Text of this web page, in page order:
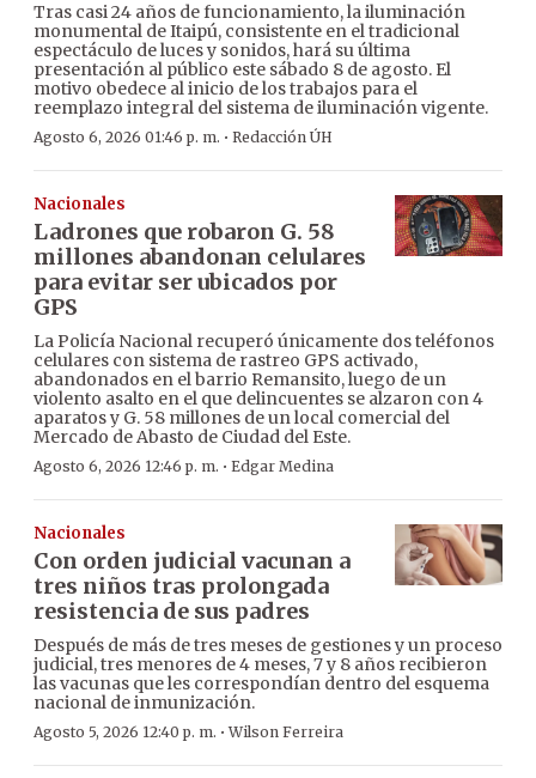
Tras casi 24 años de funcionamiento, la iluminación
monumental de Itaipú, consistente en el tradicional
espectáculo de luces y sonidos, hará su última
presentación al público este sábado 8 de agosto. El
motivo obedece al inicio de los trabajos para el
reemplazo integral del sistema de iluminación vigente.
Agosto 6, 2026 01:46 p. m. · Redacción ÚH
Nacionales
Ladrones que robaron G. 58
millones abandonan celulares
para evitar ser ubicados por
GPS
La Policía Nacional recuperó únicamente dos teléfonos
celulares con sistema de rastreo GPS activado,
abandonados en el barrio Remansito, luego de un
violento asalto en el que delincuentes se alzaron con 4
aparatos y G. 58 millones de un local comercial del
Mercado de Abasto de Ciudad del Este.
Agosto 6, 2026 12:46 p. m. · Edgar Medina
Nacionales
Con orden judicial vacunan a
tres niños tras prolongada
resistencia de sus padres
Después de más de tres meses de gestiones y un proceso
judicial, tres menores de 4 meses, 7 y 8 años recibieron
las vacunas que les correspondían dentro del esquema
nacional de inmunización.
Agosto 5, 2026 12:40 p. m. ·Wilson Ferreira